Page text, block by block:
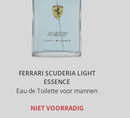
FERRARI SCUDERIA LIGHT
ESSENCE
Eau de Toilette voor mannen
NIET VOORRADIG